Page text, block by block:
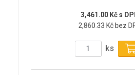
3,461.00 Kč s
2,860.33 Kč bez
ks